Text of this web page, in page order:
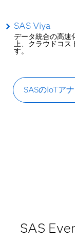
SAS Viya
データ統合の高速
上、クラウドコス
す。
SASのIoTア
SAS